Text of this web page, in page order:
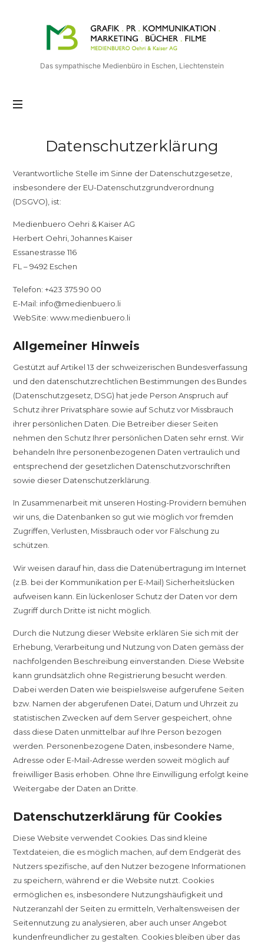
Medienbuero
Oehri
&
Kaiser
AG
Das sympathische Medienbüro in Eschen, Liechtenstein
Datenschutzerklärung
Verantwortliche Stelle im Sinne der Datenschutzgesetze,
insbesondere der EU-Datenschutzgrundverordnung
(DSGVO), ist:
Medienbuero Oehri & Kaiser AG
Herbert Oehri, Johannes Kaiser
Essanestrasse 116
FL – 9492 Eschen
Telefon: +423 375 90 00
E-Mail: info@medienbuero.li
WebSite: www.medienbuero.li
Allgemeiner Hinweis
Gestützt auf Artikel 13 der schweizerischen Bundesverfassung
und den datenschutzrechtlichen Bestimmungen des Bundes
(Datenschutzgesetz, DSG) hat jede Person Anspruch auf
Schutz ihrer Privatsphäre sowie auf Schutz vor Missbrauch
ihrer persönlichen Daten. Die Betreiber dieser Seiten
nehmen den Schutz Ihrer persönlichen Daten sehr ernst. Wir
behandeln Ihre personenbezogenen Daten vertraulich und
entsprechend der gesetzlichen Datenschutzvorschriften
sowie dieser Datenschutzerklärung.
In Zusammenarbeit mit unseren Hosting-Providern bemühen
wir uns, die Datenbanken so gut wie möglich vor fremden
Zugriffen, Verlusten, Missbrauch oder vor Fälschung zu
schützen.
Wir weisen darauf hin, dass die Datenübertragung im Internet
(z.B. bei der Kommunikation per E-Mail) Sicherheitslücken
aufweisen kann. Ein lückenloser Schutz der Daten vor dem
Zugriff durch Dritte ist nicht möglich.
Durch die Nutzung dieser Website erklären Sie sich mit der
Erhebung, Verarbeitung und Nutzung von Daten gemäss der
nachfolgenden Beschreibung einverstanden. Diese Website
kann grundsätzlich ohne Registrierung besucht werden.
Dabei werden Daten wie beispielsweise aufgerufene Seiten
bzw. Namen der abgerufenen Datei, Datum und Uhrzeit zu
statistischen Zwecken auf dem Server gespeichert, ohne
dass diese Daten unmittelbar auf Ihre Person bezogen
werden. Personenbezogene Daten, insbesondere Name,
Adresse oder E-Mail-Adresse werden soweit möglich auf
freiwilliger Basis erhoben. Ohne Ihre Einwilligung erfolgt keine
Weitergabe der Daten an Dritte.
Datenschutzerklärung für Cookies
Diese Website verwendet Cookies. Das sind kleine
Textdateien, die es möglich machen, auf dem Endgerät des
Nutzers spezifische, auf den Nutzer bezogene Informationen
zu speichern, während er die Website nutzt. Cookies
ermöglichen es, insbesondere Nutzungshäufigkeit und
Nutzeranzahl der Seiten zu ermitteln, Verhaltensweisen der
Seitennutzung zu analysieren, aber auch unser Angebot
kundenfreundlicher zu gestalten. Cookies bleiben über das